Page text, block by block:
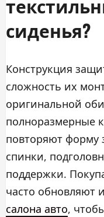
сиденья?
Конструкция
сложность их
оригинальной
полноразмерные
повторяют форму
спинки,
поддержки.
часто обновляют
салона авто,